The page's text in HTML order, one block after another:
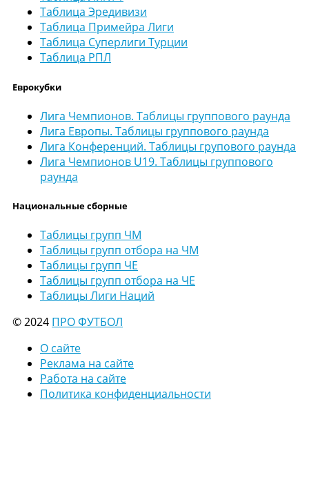
Таблица Эредивизи
Таблица Примейра Лиги
Таблица Суперлиги Турции
Таблица РПЛ
Еврокубки
Лига Чемпионов. Таблицы группового раунда
Лига Европы. Таблицы группового раунда
Лига Конференций. Таблицы групового раунда
Лига Чемпионов U19. Таблицы группового
раунда
Национальные сборные
Таблицы групп ЧМ
Таблицы групп отбора на ЧМ
Таблицы групп ЧЕ
Таблицы групп отбора на ЧЕ
Таблицы Лиги Наций
© 2024 ПРО ФУТБОЛ
О сайте
Реклама на сайте
Работа на сайте
Политика конфиденциальности